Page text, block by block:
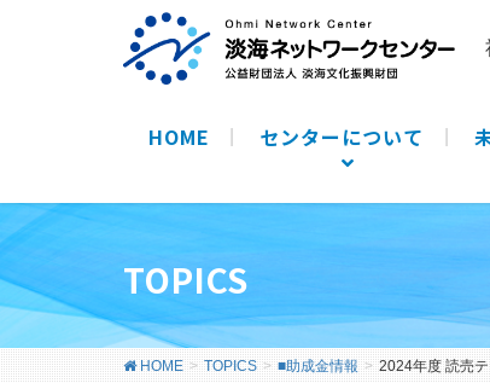
HOME センターについて
TOPICS
HOME TOPICS ■助成金情報 2024年度 読売